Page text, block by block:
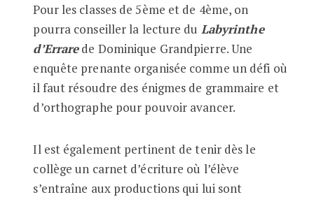
Pour les classes de 5ème et de 4ème, on
pourra conseiller la lecture du Labyrinthe
d’Errare de Dominique Grandpierre. Une
enquête prenante organisée comme un défi où
il faut résoudre des énigmes de grammaire et
d’orthographe pour pouvoir avancer.
Il est également pertinent de tenir dès le
collège un carnet d’écriture où l’élève
s’entraîne aux productions qui lui sont